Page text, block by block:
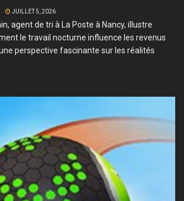
JUILLET 5, 2026
agent de tri à La Poste à Nancy, illustre
le travail nocturne influence les revenus
perspective fascinante sur les réalités